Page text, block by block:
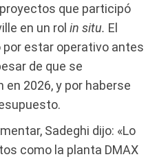
que participó
en un rol in situ. El
estar operativo antes
de que se
2026, y por haberse
Sadeghi dijo: «Lo
como la planta DMAX